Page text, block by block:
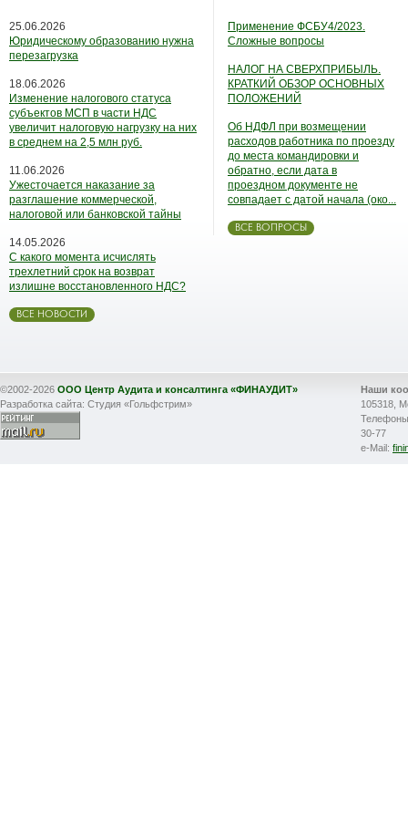
25.06.2026
Юридическому образованию нужна
перезагрузка
18.06.2026
Изменение налогового статуса
субъектов МСП в части НДС
увеличит налоговую нагрузку на них
в среднем на 2,5 млн руб.
11.06.2026
Ужесточается наказание за
разглашение коммерческой,
налоговой или банковской тайны
14.05.2026
С какого момента исчислять
трехлетний срок на возврат
излишне восстановленного НДС?
ВСЕ НОВОСТИ
Применение ФСБУ4/2023.
Сложные вопросы
НАЛОГ НА СВЕРХПРИБЫЛЬ.
КРАТКИЙ ОБЗОР ОСНОВНЫХ
ПОЛОЖЕНИЙ
Об НДФЛ при возмещении
расходов работника по проезду
до места командировки и
обратно, если дата в
проездном документе не
совпадает с датой начала (око...
ВСЕ ВОПРОСЫ
©2002-2026 ООО Центр Аудита и консалтинга «ФИНАУДИТ»
Разработка сайта: Студия «Гольфстрим»
Наши
105318,
30-77
e-Mail: